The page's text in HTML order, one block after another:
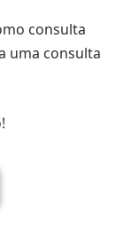
consulta
uma consulta